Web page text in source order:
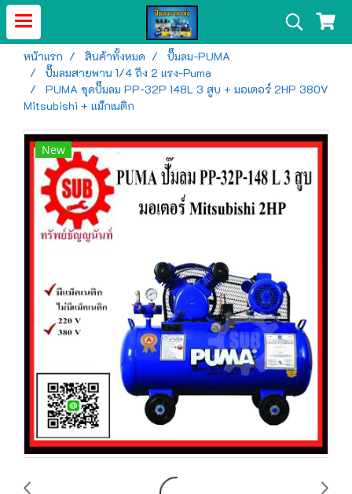
หน้าแรก สินค้าทั้งหมด
ปั๊มลม-PUMA
ปั๊มลมสายพาน 1/4 ถึง 2 แรง-Puma
PUMA ชุดปั๊มลม PP-32P 148L 3 สูบ + มอเตอร์ 2HP 380V
Mitsubishi + แม็กเนติก
New